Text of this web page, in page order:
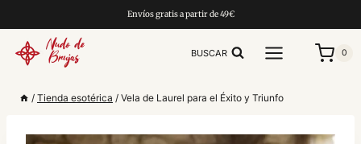
al
contenido
Envíos gratis a partir de 49€
BUSCAR 0
/ Tienda esotérica / Vela de Laurel para el Éxito y Triunfo